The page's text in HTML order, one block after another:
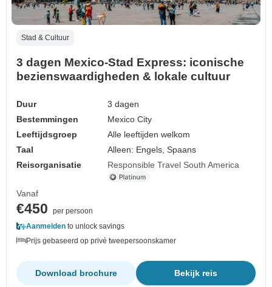
Stad & Cultuur
3 dagen Mexico-Stad Express: iconische
bezienswaardigheden & lokale cultuur
Duur
3 dagen
Bestemmingen
Mexico City
Leeftijdsgroep
Alle leeftijden welkom
Taal
Alleen: Engels, Spaans
Reisorganisatie
Responsible Travel South America
Vanaf
€450
per persoon
Aanmelden to unlock savings
Prijs gebaseerd op privé tweepersoonskamer
Bekijk reis
Download brochure